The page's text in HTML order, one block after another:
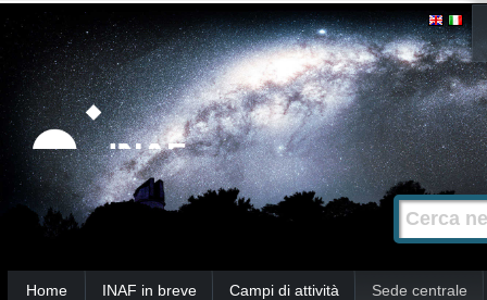
Strumenti
personali
Salta
contenuti.
|
Salta
alla
navigazione
Cerca nel
Ricerca
avanzata…
Home INAF in breve Campi di attività Sede centrale